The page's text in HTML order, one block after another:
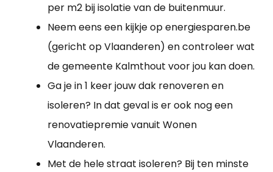
per m2 bij isolatie van de buitenmuur.
Neem eens een kijkje op energiesparen.be
(gericht op Vlaanderen) en controleer wat
de gemeente Kalmthout voor jou kan doen.
Ga je in 1 keer jouw dak renoveren en
isoleren? In dat geval is er ook nog een
renovatiepremie vanuit Wonen
Vlaanderen.
Met de hele straat isoleren? Bij ten minste